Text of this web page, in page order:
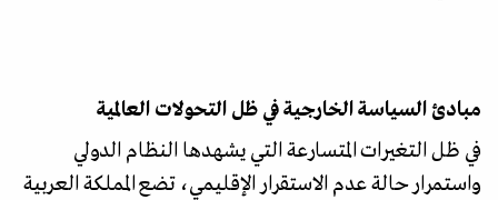
مبادئ السياسة الخارجية في ظل التحولات العالمية
في ظل التغيرات المتسارعة التي يشهدها النظام الدولي
واستمرار حالة عدم الاستقرار الإقليمي، تضع المملكة العربية